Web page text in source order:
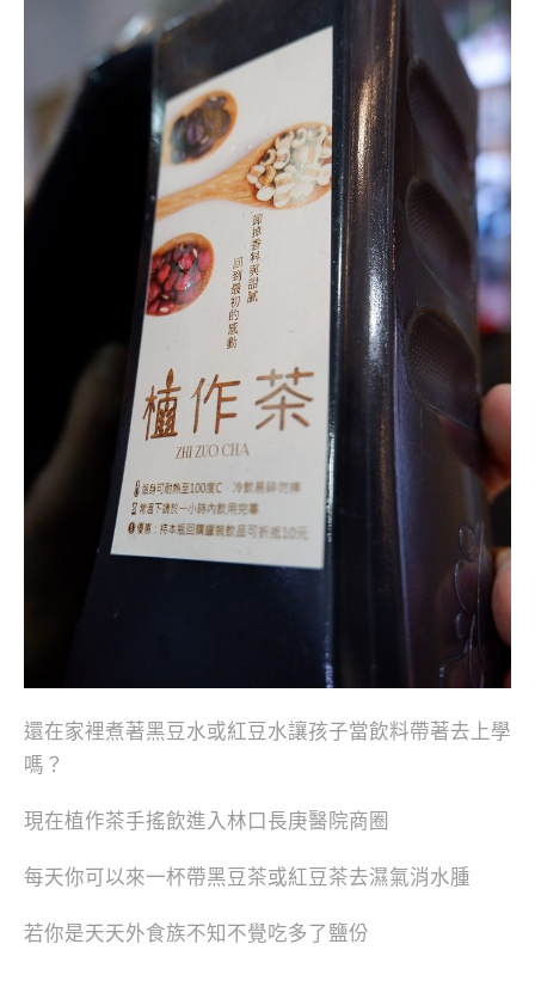
還在家裡煮著黑豆水或紅豆水讓孩子當飲料帶著去上學
嗎？
現在植作茶手搖飲進入林口長庚醫院商圈
每天你可以來一杯帶黑豆茶或紅豆茶去濕氣消水腫
若你是天天外食族不知不覺吃多了鹽份